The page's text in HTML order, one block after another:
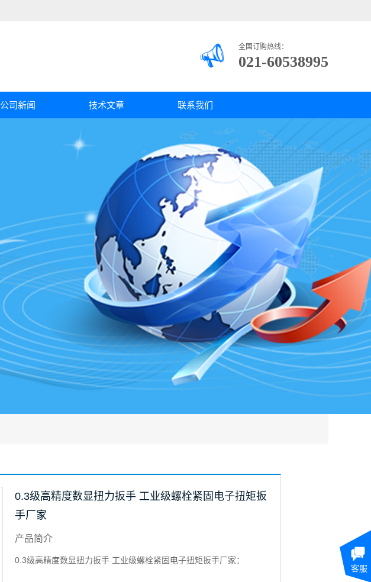
全国订购热线：
021-60538995
公司新闻 技术文章 联系我们
0.3级高精度数显扭力扳手 工业级螺栓紧固电子扭矩扳
手厂家
产品简介
0.3级高精度数显扭力扳手 工业级螺栓紧固电子扭矩扳手厂家：
客服